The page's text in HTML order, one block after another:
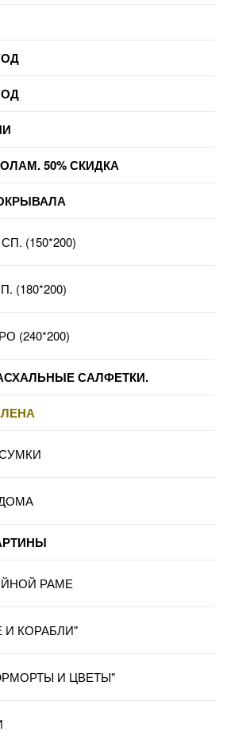
50% СКИДКА
(150*200)
(180*200)
(240*200)
САЛФЕТКИ.
РАМЕ
И КОРАБЛИ"
И ЦВЕТЫ"